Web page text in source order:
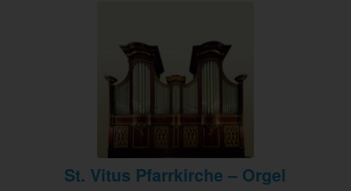
St. Vitus Pfarrkirche – Orgel